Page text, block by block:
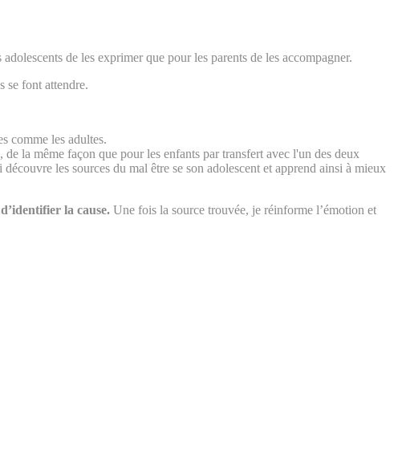
de les exprimer que pour les parents de les accompagner.
se font attendre.
comme les adultes.
la même façon que pour les enfants par transfert avec l'un des deux
les sources du mal être se son adolescent et apprend ainsi à mieux
la cause. Une fois la source trouvée, je réinforme l’émotion et